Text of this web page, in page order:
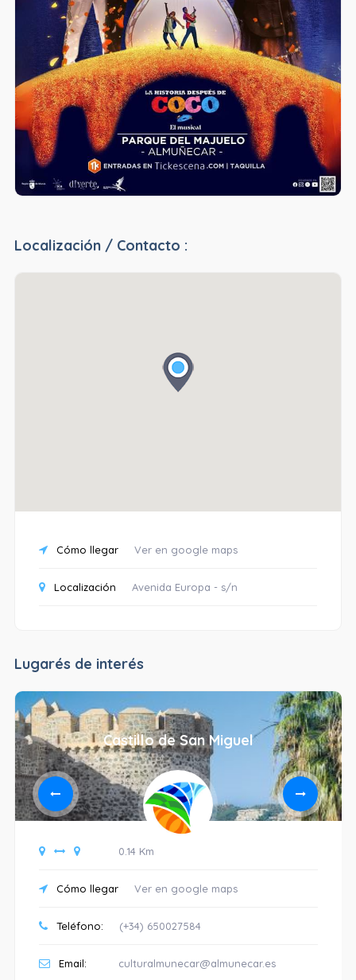
Localización / Contacto :
Cómo llegar Ver en google maps
Localización Avenida Europa - s/n
Lugarés de interés
Castillo de San Miguel
0.14 Km
Cómo llegar Ver en google maps
Teléfono: (+34) 650027584
Email: culturalmunecar@almunecar.es